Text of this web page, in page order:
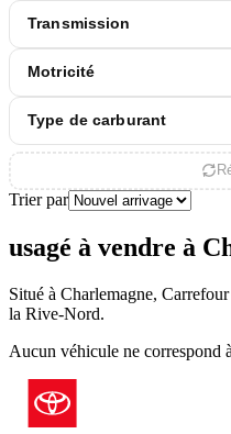
Transmission
Motricité
Type de carburant
Trier par
usagé à vendre à
Situé à Charlemagne,
la Rive-Nord.
Aucun véhicule ne correspond